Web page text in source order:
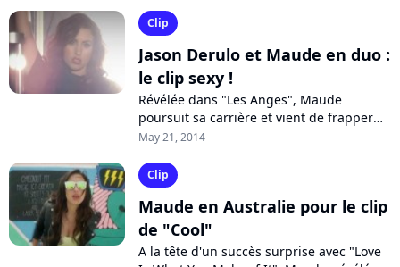
Clip
Jason Derulo et Maude en duo :
le clip sexy !
Révélée dans "Les Anges", Maude
poursuit sa carrière et vient de frapper
un grand coup. En effet, la chanteuse a
May 21, 2014
Clip
Maude en Australie pour le clip
de "Cool"
A la tête d'un succès surprise avec "Love